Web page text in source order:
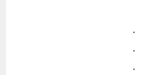
・
・
・